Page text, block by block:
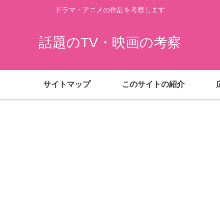
ドラマ・アニメの作品を考察します
話題のTV・映画の考察
サイトマップ このサイトの紹介